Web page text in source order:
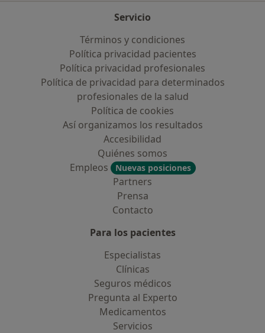
Servicio
Términos y condiciones
Política privacidad pacientes
Política privacidad profesionales
Política de privacidad para determinados
profesionales de la salud
Política de cookies
Así organizamos los resultados
Accesibilidad
Quiénes somos
Empleos
Nuevas posiciones
Partners
Prensa
Contacto
Para los pacientes
Especialistas
Clínicas
Seguros médicos
Pregunta al Experto
Medicamentos
Servicios